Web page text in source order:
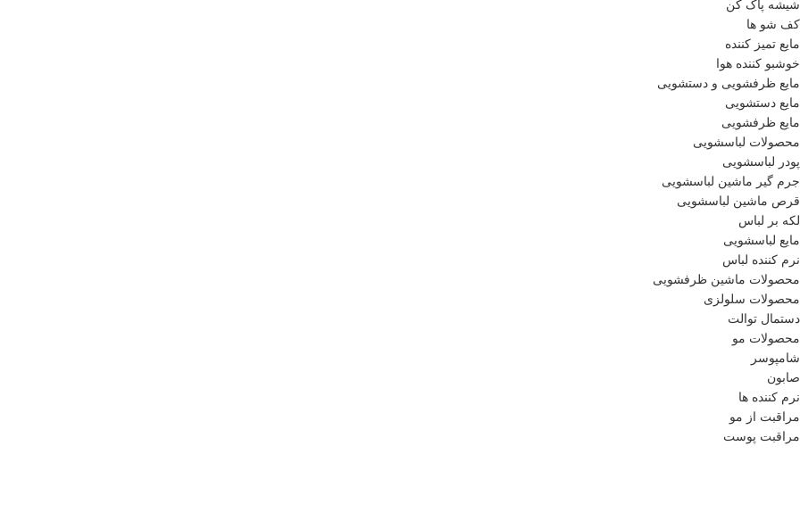
شیشه پاک کن
کف شو ها
مایع تمیز کننده
خوشبو کننده هوا
مایع ظرفشویی و دستشویی
مایع دستشویی
مایع ظرفشویی
محصولات لباسشویی
پودر لباسشویی
جرم گیر ماشین لباسشویی
قرص ماشین لباسشویی
لکه بر لباس
مایع لباسشویی
نرم کننده لباس
محصولات ماشین ظرفشویی
محصولات سلولزی
دستمال توالت
محصولات مو
شامپوسر
صابون
نرم کننده ها
مراقبت از مو
مراقبت پوست